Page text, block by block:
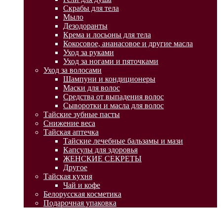
Скрабы для тела
Мыло
Дезодоранты
Крема и лосьоны для тела
Кокосовое, ананасовое и другие масла
Уход за руками
Уход за ногами и пяточками
Уход за волосами
Шампуни и кондиционеры
Маски для волос
Средства от выпадения волос
Сыворотки и масла для волос
Тайские зубные пасты
Снижение веса
Тайская аптечка
Тайские лечебные бальзамы и мази
Капсулы для здоровья
ЖЕНСКИЕ СЕКРЕТЫ
Другое
Тайская кухня
Чай и кофе
Белорусская косметика
Подарочная упаковка